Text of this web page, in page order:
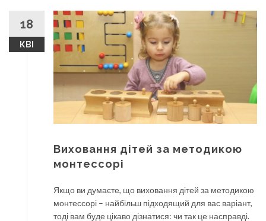
18
КВІ
Виховання дітей за методикою
монтессорі
Якщо ви думаєте, що виховання дітей за методикою
монтессорі – найбільш підходящий для вас варіант,
тоді вам буде цікаво дізнатися: чи так це насправді.